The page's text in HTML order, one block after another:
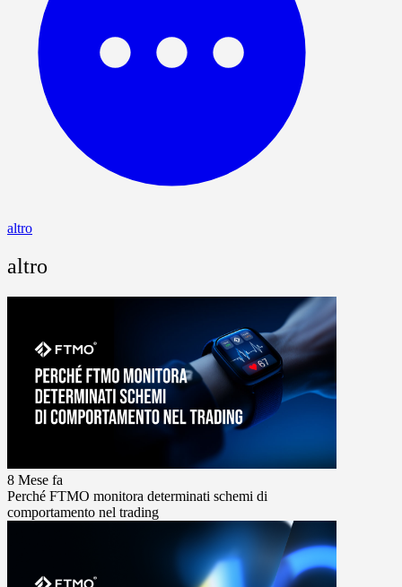
altro
altro
8 Mese fa
Perché FTMO monitora determinati schemi di
comportamento nel trading